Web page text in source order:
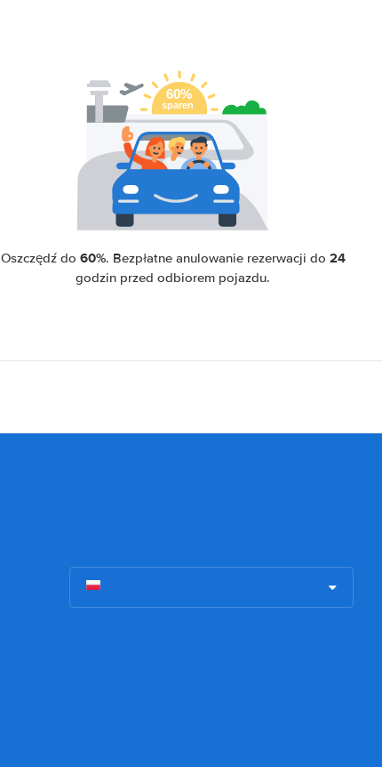
Oszczędź do 60%. Bezpłatne anulowanie rezerwacji do 24
godzin przed odbiorem pojazdu.